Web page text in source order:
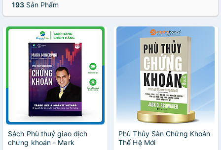
193 Sản Phẩm
Sách Phù thuỷ giao dịch
chứng khoán - Mark
Phù Thủy Sàn Chứng Khoán
Thế Hệ Mới